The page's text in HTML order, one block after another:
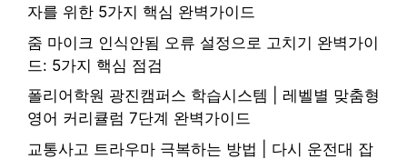
자를 위한 5가지 핵심 완벽가이드
줌 마이크 인식안됨 오류 설정으로 고치기 완벽가이
드: 5가지 핵심 점검
폴리어학원 광진캠퍼스 학습시스템 | 레벨별 맞춤형
영어 커리큘럼 7단계 완벽가이드
교통사고 트라우마 극복하는 방법 | 다시 운전대 잡